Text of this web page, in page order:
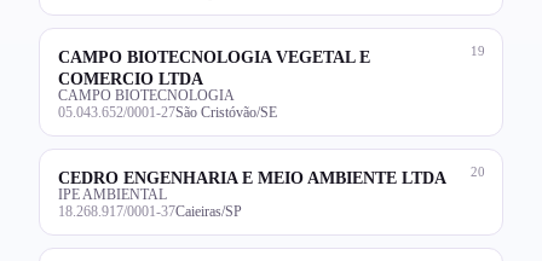
19
CAMPO BIOTECNOLOGIA VEGETAL E
COMERCIO LTDA
CAMPO BIOTECNOLOGIA
05.043.652/0001-27São Cristóvão/SE
20
CEDRO ENGENHARIA E MEIO AMBIENTE LTDA
IPE AMBIENTAL
18.268.917/0001-37Caieiras/SP